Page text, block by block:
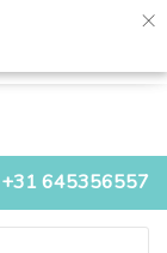
×
+31 645356557